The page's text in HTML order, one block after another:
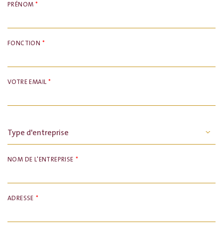
PRÉNOM *
FONCTION *
VOTRE EMAIL *
NOM DE L'ENTREPRISE *
ADRESSE *